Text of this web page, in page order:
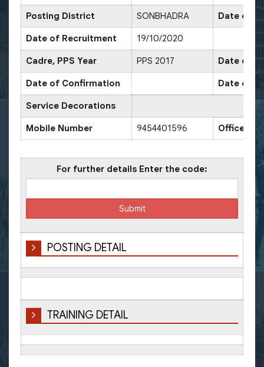
Posting District SONBHADRA Date of
Date of Recruitment 19/10/2020
Cadre, PPS Year PPS 2017 Date of
Date of Confirmation Date of
Service Decorations
Mobile Number 9454401596 Office
For further details Enter the code:
POSTING DETAIL
TRAINING DETAIL